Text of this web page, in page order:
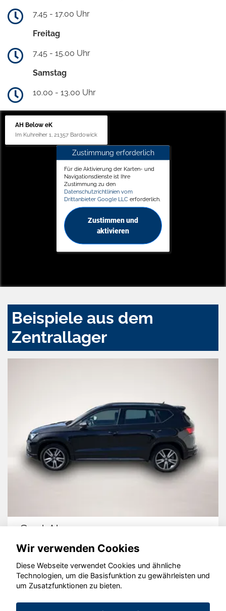
7.45 - 17.00 Uhr
Freitag
7.45 - 15.00 Uhr
Samstag
10.00 - 13.00 Uhr
AH Below eK
Im Kuhreiher 1, 21357 Bardowick
Zustimmung erforderlich
Für die Aktivierung der Karten- und
Navigationsdienste ist Ihre
Zustimmung zu den
Datenschutzrichtlinien vom
Drittanbieter Google LLC erforderlich.
Zustimmen und
aktivieren
Beispiele aus dem
Zentrallager
Seat Ateca
© konjunkturmotor.de GmbH 2020 - 2026
Wir verwenden Cookies
Diese Webseite verwendet Cookies und ähnliche
Technologien, um die Basisfunktion zu gewährleisten und
um Zusatzfunktionen zu bieten.